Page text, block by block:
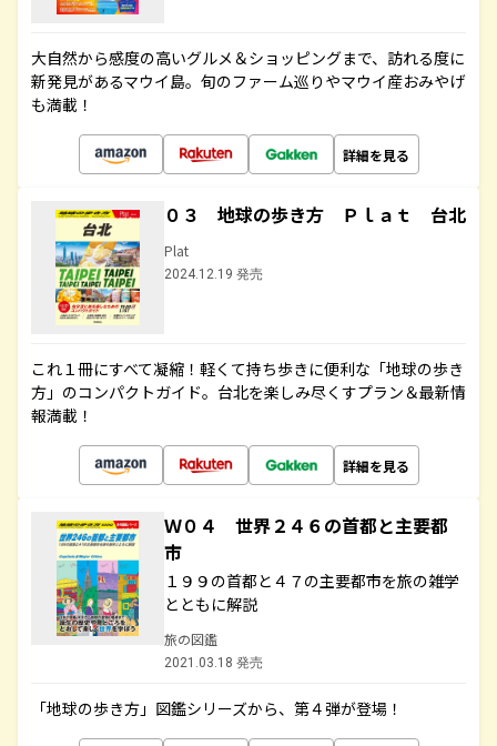
大自然から感度の高いグルメ＆ショッピングまで、訪れる度に
新発見があるマウイ島。旬のファーム巡りやマウイ産おみやげ
も満載！
詳細を見る
０３ 地球の歩き方 Ｐｌａｔ 台北
Plat
2024.12.19 発売
これ１冊にすべて凝縮！軽くて持ち歩きに便利な「地球の歩き
方」のコンパクトガイド。台北を楽しみ尽くすプラン＆最新情
報満載！
詳細を見る
Ｗ０４ 世界２４６の首都と主要都
市
１９９の首都と４７の主要都市を旅の雑学
とともに解説
旅の図鑑
2021.03.18 発売
「地球の歩き方」図鑑シリーズから、第４弾が登場！